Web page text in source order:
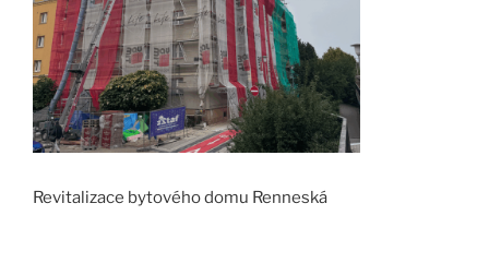
Revitalizace bytového domu Renneská